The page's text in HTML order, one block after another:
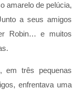
amarelo de pelúcia,
a seus amigos
Robin… e muitos
em três pequenas
enfrentava uma